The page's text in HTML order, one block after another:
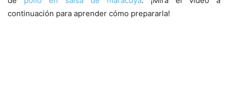
continuación para aprender cómo prepararla!